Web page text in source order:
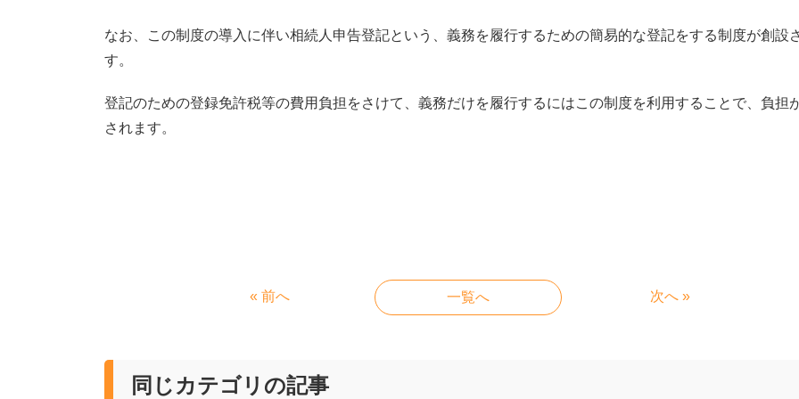
なお、この制度の導入に伴い相続人申告登記という、義務を履行するための簡易的な登記をする制度が創設
す。
登記のための登録免許税等の費用負担をさけて、義務だけを履行するにはこの制度を利用することで、負担
されます。
« 前へ 一覧へ 次へ »
同じカテゴリの記事